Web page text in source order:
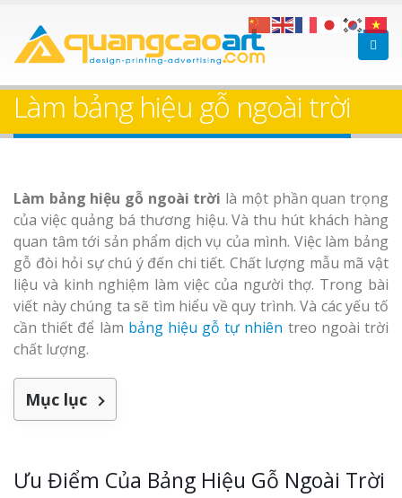
Làm bảng hiệu gỗ ngoài trời
Làm bảng hiệu gỗ ngoài trời là một phần quan trọng
của việc quảng bá thương hiệu. Và thu hút khách hàng
quan tâm tới sản phẩm dịch vụ của mình. Việc làm bảng
gỗ đòi hỏi sự chú ý đến chi tiết. Chất lượng mẫu mã vật
liệu và kinh nghiệm làm việc của người thợ. Trong bài
viết này chúng ta sẽ tìm hiểu về quy trình. Và các yếu tố
cần thiết để làm bảng hiệu gỗ tự nhiên treo ngoài trời
chất lượng.
Mục lục
Ưu Điểm Của Bảng Hiệu Gỗ Ngoài Trời
Làm bảng hiệu gỗ tại
Bảng gỗ treo cửa
theo yêu cầu
Làm bảng hiệu gỗ tại
Biên Hòa
Làm Biển
Làm biển
Thuận An
Dương